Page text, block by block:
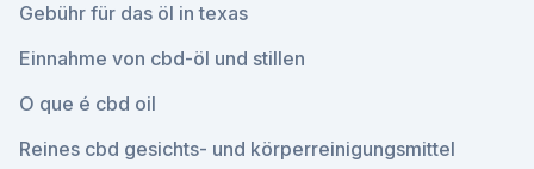
Gebühr für das öl in texas
Einnahme von cbd-öl und stillen
O que é cbd oil
Reines cbd gesichts- und körperreinigungsmittel